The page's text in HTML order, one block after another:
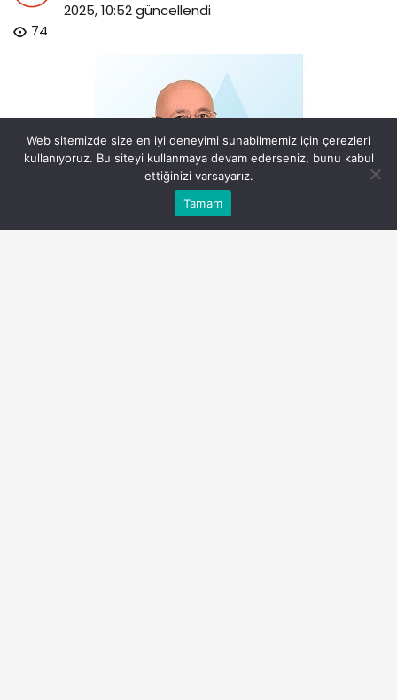
2025, 10:52güncellendi
74
Bu web sitesinde en iyi deneyimi yaşamanızı sağlamak
için çerezler kullanılmaktadır.
Eczaneler
Web sitemizde size en iyi deneyimi sunabilmemiz için çerezleri
kullanıyoruz. Bu siteyi kullanmaya devam ederseniz, bunu kabul
ettiğinizi varsayarız.
Tamam